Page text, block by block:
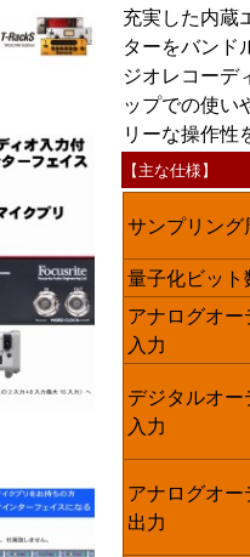
充実した内蔵
ターをバンド
ジオレコーデ
ップでの使い
リーな操作性
【主な仕様】
サンプリング
量子化ビット
アナログオー
入力
デジタルオー
入力
アナログオー
出力